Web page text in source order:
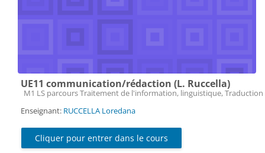
UE11 communication/rédaction (L. Ruccella)
Catégorie de cours
M1 LS parcours Traitement de l'information, linguistique, Traduction
Enseignant: RUCCELLA Loredana
Cliquer pour entrer dans le cours